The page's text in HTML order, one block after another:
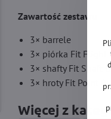
Zawartość zestawu
3× barrele
3× piórka Fit Flight
3× shafty Fit Shaft
3× hroty Fit Point
Więcej z